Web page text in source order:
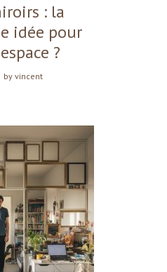
: la
idée pour
?
by vincent